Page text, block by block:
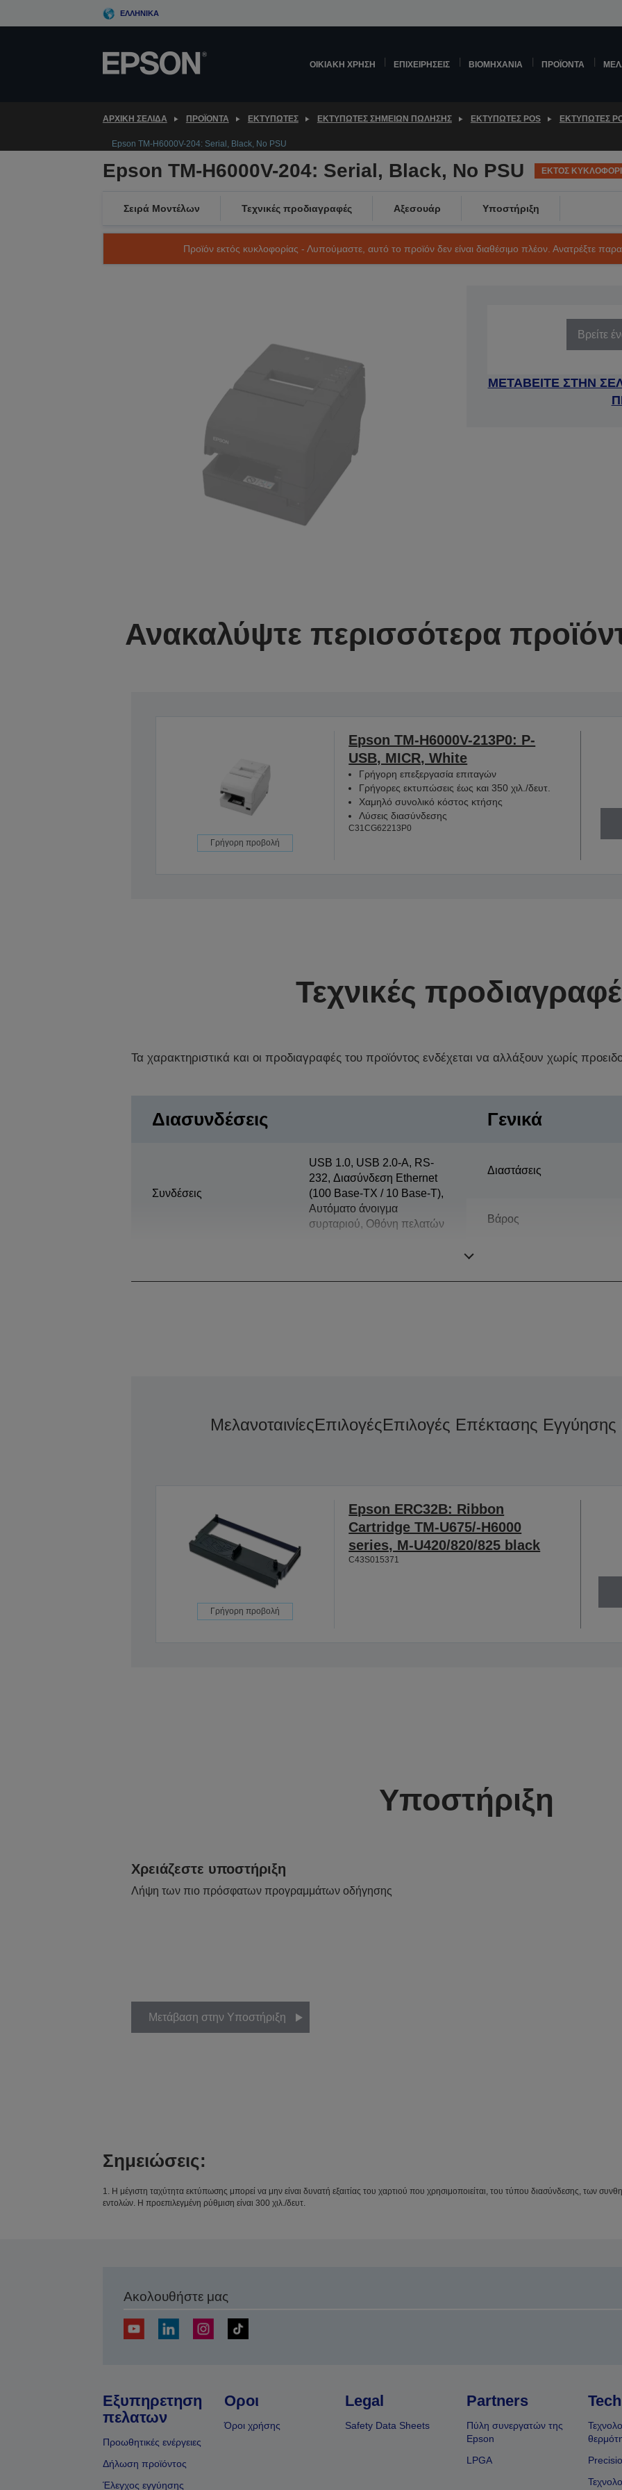
to
ΕΛΛΗΝΙΚΆ
ΟΙΚΙΑΚΉ ΧΡΉΣΗ ΕΠΙΧΕΙΡΉΣΕΙΣ ΒΙΟΜΗΧΑΝΊΑ ΠΡΟΪΌΝΤΑ
ΑΡΧΙΚΗ ΣΕΛΙΔΑ ΠΡΟΪΌΝΤΑ ΕΚΤΥΠΩΤΈΣ ΕΚΤΥΠΩΤΈΣ ΣΗΜΕΊΩΝ ΠΏΛΗΣΗΣ ΕΚΤΥΠΩΤΈΣ POS ΕΚΤΥΠΩΤΈΣ
Epson TM-H6000V-204: Serial, Black, No PSU
Epson TM-H6000V-204: Serial, Black, No PSU ΕΚΤΟΣ
Σειρά Μοντέλων Τεχνικές προδιαγραφές Αξεσουάρ Υποστήριξη
Προϊόν εκτός κυκλοφορίας - Λυπούμαστε, αυτό το προϊόν δεν είναι διαθέσιμο πλέον. Ανατρέξτε
Βρείτε
ΜΕΤΑΒΕΙΤΕ ΣΤΗΝ
Ανακαλύψτε περισσότερα
Γρήγορη προβολή
Epson TM-H6000V-213P0: P-
USB, MICR, White
Γρήγορη επεξεργασία επιταγών
Γρήγορες εκτυπώσεις έως και 350 χιλ./δευτ.
Χαμηλό συνολικό κόστος κτήσης
Λύσεις διασύνδεσης
C31CG62213P0
Τεχνικές
Τα χαρακτηριστικά και οι προδιαγραφές του προϊόντος ενδέχεται να αλλάξουν χωρίς
Διασυνδέσεις
Συνδέσεις
USB 1.0, USB 2.0-A, RS-
232, Διασύνδεση Ethernet
(100 Base-TX / 10 Base-T),
Αυτόματο άνοιγμα
συρταριού, Οθόνη πελατών
Γενικά
Διαστάσεις
Βάρος
ΜελανοταινίεςΕπιλογέςΕπιλογές Επέκτασης
Γρήγορη προβολή
Epson ERC32B: Ribbon
Cartridge TM-U675/-H6000
series, M-U420/820/825 black
C43S015371
Υποστήριξη
Χρειάζεστε υποστήριξη
Λήψη των πιο πρόσφατων προγραμμάτων οδήγησης
Μετάβαση στην Υποστήριξη
Σημειώσεις:
1. Η μέγιστη ταχύτητα εκτύπωσης μπορεί να μην είναι δυνατή εξαιτίας του χαρτιού που χρησιμοποιείται, του τύπου διασύνδεσης, των
εντολών. Η προεπιλεγμένη ρύθμιση είναι 300 χιλ./δευτ.
Ακολουθήστε μας
Εξυπηρετηση
πελατων
Προωθητικές ενέργειες
Δήλωση προϊόντος
Έλεγχος εγγύησης
Οροι
Όροι χρήσης
Legal
Safety Data Sheets
Partners
Πύλη συνεργατών της
Epson
LPGA